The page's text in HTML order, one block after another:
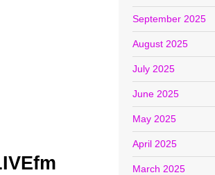
September 2025
August 2025
July 2025
June 2025
May 2025
April 2025
March 2025